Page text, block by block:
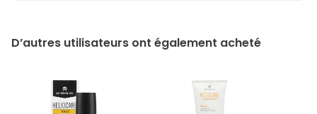
D’autres utilisateurs ont également acheté